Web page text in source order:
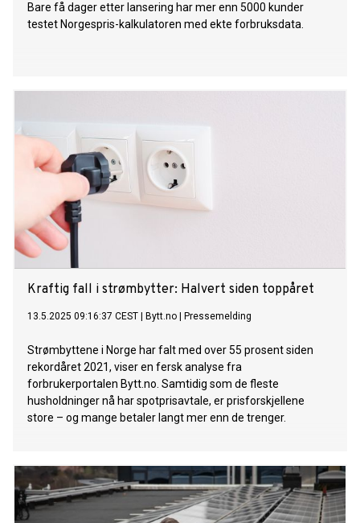
Bare få dager etter lansering har mer enn 5000 kunder
testet Norgespris-kalkulatoren med ekte forbruksdata.
Kraftig fall i strømbytter: Halvert siden toppåret
13.5.2025 09:16:37 CEST Bytt.no Pressemelding
Strømbyttene i Norge har falt med over 55 prosent siden
rekordåret 2021, viser en fersk analyse fra
forbrukerportalen Bytt.no. Samtidig som de fleste
husholdninger nå har spotprisavtale, er prisforskjellene
store – og mange betaler langt mer enn de trenger.